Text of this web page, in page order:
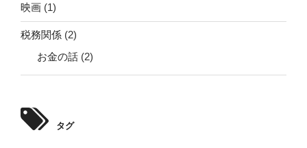
映画 (1)
税務関係 (2)
お金の話 (2)
タグ